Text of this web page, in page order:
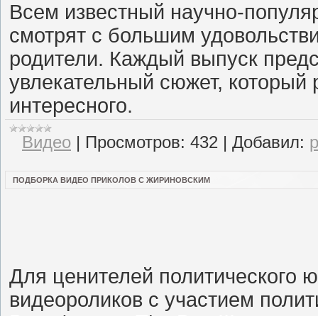
Всем известный научно-
смотрят с большим
родители. Каждый выпуск
увлекательный сюжет, который
интересного.
Видео | Просмотров: 432 | Добавил:
ПОДБОРКА ВИДЕО ПРИКОЛОВ С ЖИРИНОВСКИМ
Для ценителей политического
видеороликов с участием